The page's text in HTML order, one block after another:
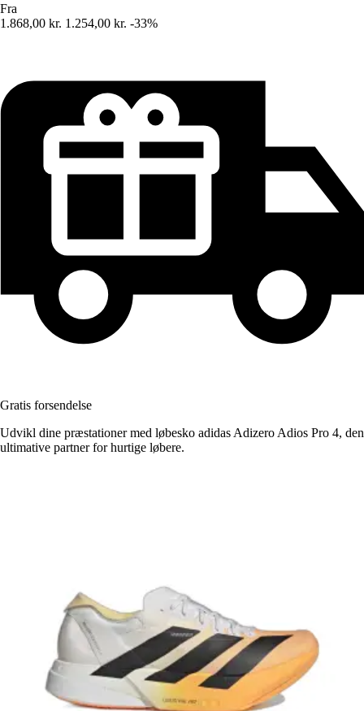
Fra
1.868,00 kr. 1.254,00 kr. -33%
Gratis forsendelse
Udvikl dine præstationer med løbesko adidas Adizero Adios Pro 4, den
ultimative partner for hurtige løbere.